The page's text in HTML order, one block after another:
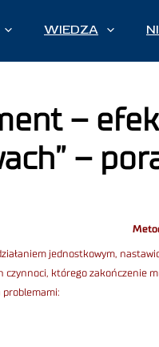
WIEDZA
–
–
jednostkowym,
którego zakończenie
problemami: